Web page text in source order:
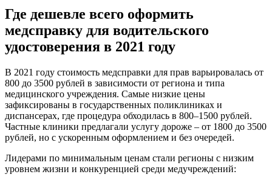
Где дешевле всего оформить
медсправку для водительского
удостоверения в 2021 году
В 2021 году стоимость медсправки для прав варьировалась от
800 до 3500 рублей в зависимости от региона и типа
медицинского учреждения. Самые низкие цены
зафиксированы в государственных поликлиниках и
диспансерах, где процедура обходилась в 800–1500 рублей.
Частные клиники предлагали услугу дороже – от 1800 до 3500
рублей, но с ускоренным оформлением и без очередей.
Лидерами по минимальным ценам стали регионы с низким
уровнем жизни и конкуренцией среди медучреждений: